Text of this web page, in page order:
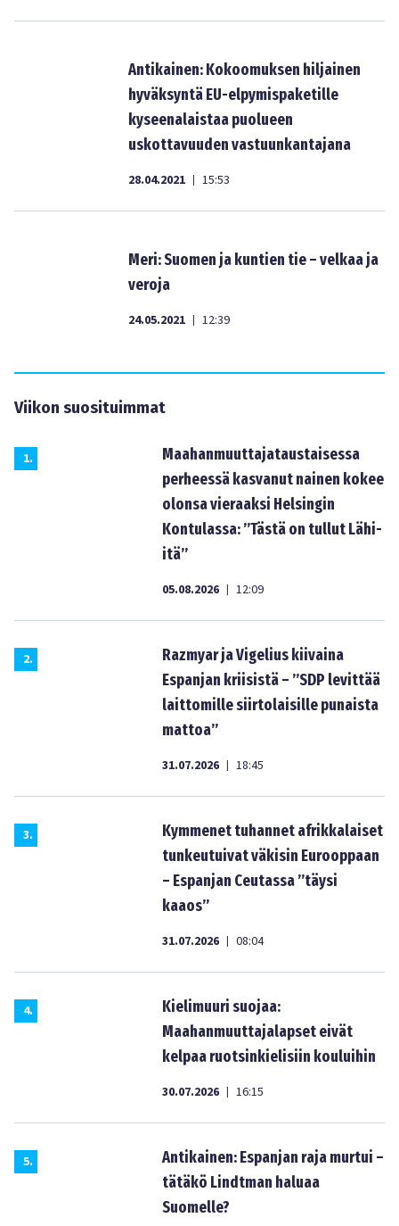
Antikainen: Kokoomuksen hiljainen
hyväksyntä EU-elpymispaketille
kyseenalaistaa puolueen
uskottavuuden vastuunkantajana
28.04.2021 | 15:53
Meri: Suomen ja kuntien tie – velkaa ja
veroja
24.05.2021 | 12:39
Viikon suosituimmat
1.
Maahanmuuttajataustaisessa
perheessä kasvanut nainen kokee
olonsa vieraaksi Helsingin
Kontulassa: ”Tästä on tullut Lähi-
itä”
05.08.2026 | 12:09
2.
Razmyar ja Vigelius kiivaina
Espanjan kriisistä – ”SDP levittää
laittomille siirtolaisille punaista
mattoa”
31.07.2026 | 18:45
3.
Kymmenet tuhannet afrikkalaiset
tunkeutuivat väkisin Eurooppaan
– Espanjan Ceutassa ”täysi
kaaos”
31.07.2026 | 08:04
4.
Kielimuuri suojaa:
Maahanmuuttajalapset eivät
kelpaa ruotsinkielisiin kouluihin
30.07.2026 | 16:15
5.
Antikainen: Espanjan raja murtui –
tätäkö Lindtman haluaa
Suomelle?